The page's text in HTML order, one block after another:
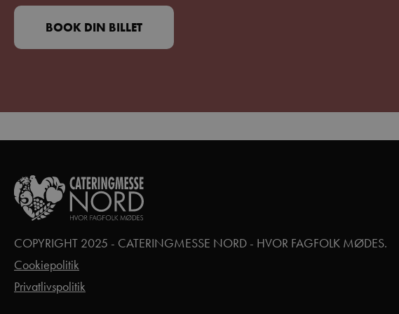
BOOK DIN BILLET
COPYRIGHT 2025 - CATERINGMESSE NORD - HVOR FAGFOLK MØDES.
Cookiepolitik
Privatlivspolitik